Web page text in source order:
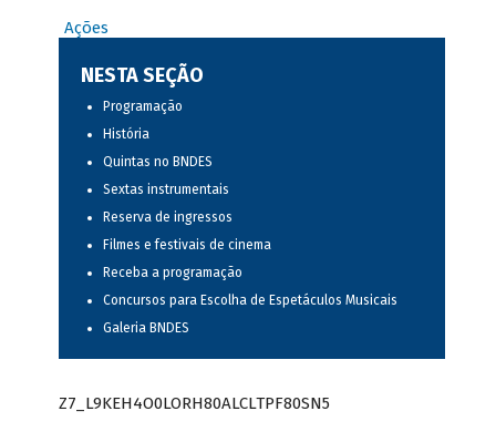
Ações
NESTA SEÇÃO
Programação
História
Quintas no BNDES
Sextas instrumentais
Reserva de ingressos
Filmes e festivais de cinema
Receba a programação
Concursos para Escolha de Espetáculos Musicais
Galeria BNDES
Z7_L9KEH4O0LORH80ALCLTPF80SN5